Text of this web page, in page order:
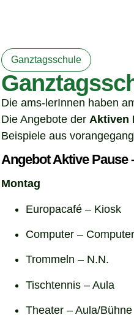
Ganztagsschule
Die ams-lerInnen haben
Die Angebote der Aktiven
Beispiele aus
Angebot Aktive Pause
Montag
Europacafé – Kiosk
Computer –
Trommeln – N.N.
Tischtennis – Aula
Theater – Aula/Bühne